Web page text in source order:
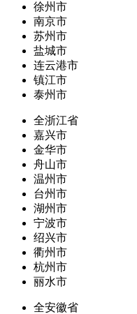
徐州市
南京市
苏州市
盐城市
连云港市
镇江市
泰州市
全浙江省
嘉兴市
金华市
舟山市
温州市
台州市
湖州市
宁波市
绍兴市
衢州市
杭州市
丽水市
全安徽省